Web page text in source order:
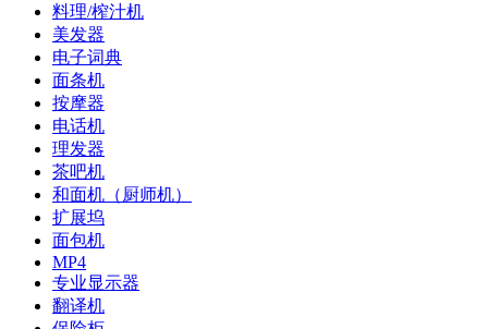
料理/榨汁机
美发器
电子词典
面条机
按摩器
电话机
理发器
茶吧机
和面机（厨师机）
扩展坞
面包机
MP4
专业显示器
翻译机